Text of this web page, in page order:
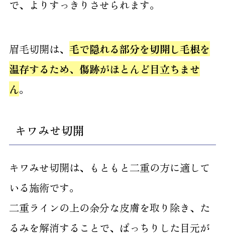
で、よりすっきりさせられます。
眉毛切開は、 毛で隠れる部分を切開し毛根を
温存するため、傷跡がほとんど目立ちませ
ん。
キワみせ切開
キワみせ切開は、もともと二重の方に適して
いる施術です。
二重ラインの上の余分な皮膚を取り除き、た
るみを解消することで、ぱっちりした目元が